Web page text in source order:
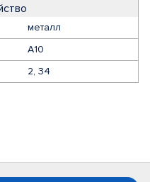
металл
A10
2, 34